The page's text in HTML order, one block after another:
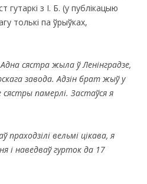
гутаркі з І. Б. (у публікацыю
толькі па ўрыўках,
сястра жыла ў Ленінградзе,
завода. Адзін брат жыў у
сястры памерлі. Застаўся я
праходзілі вельмі цікава, я
і наведваў гурток да 17